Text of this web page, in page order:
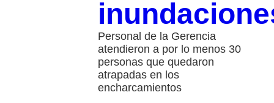
Personal de la Gerencia
atendieron a por lo menos 30
personas que quedaron
atrapadas en los
encharcamientos